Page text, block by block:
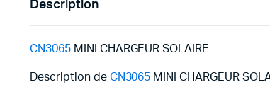
Description
CN3065MINI CHARGEUR SOLAIRE
Description de CN3065 MINI CHARGEUR